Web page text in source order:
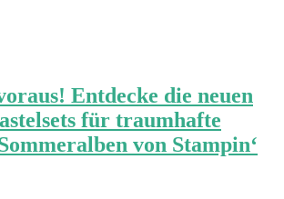
Entdecke die neuen
für traumhafte
von Stampin‘